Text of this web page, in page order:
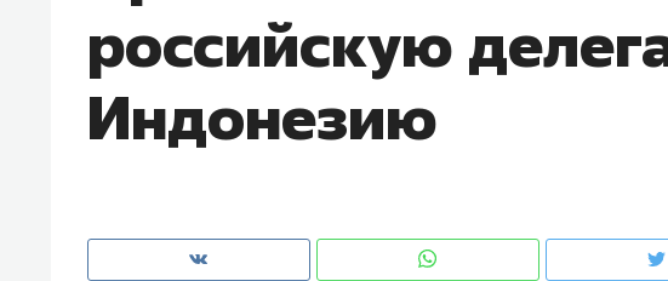
российскую
Индонезию
рынки, почему надо знать аксакалов и
чем интересен Оман?
клиентах